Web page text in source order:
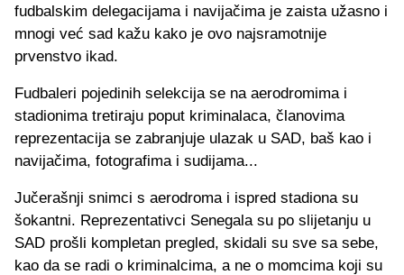
fudbalskim delegacijama i navijačima je zaista užasno i
mnogi već sad kažu kako je ovo najsramotnije
prvenstvo ikad.
Fudbaleri pojedinih selekcija se na aerodromima i
stadionima tretiraju poput kriminalaca, članovima
reprezentacija se zabranjuje ulazak u SAD, baš kao i
navijačima, fotografima i sudijama...
Jučerašnji snimci s aerodroma i ispred stadiona su
šokantni. Reprezentativci Senegala su po slijetanju u
SAD prošli kompletan pregled, skidali su sve sa sebe,
kao da se radi o kriminalcima, a ne o momcima koji su